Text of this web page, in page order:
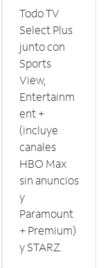
Todo TV
Select Plus
junto con
Sports
View,
Entertainm
ent +
(incluye
canales
HBO Max
sin anuncios
y
Paramount
+ Premium)
y STARZ.